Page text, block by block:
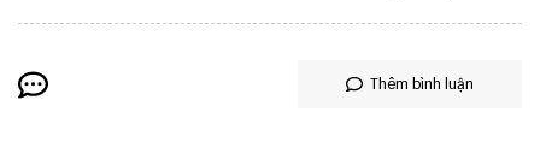
Thêm bình luận